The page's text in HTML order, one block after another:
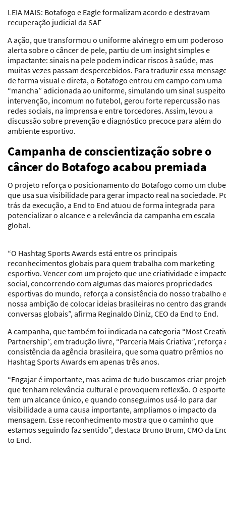
LEIA MAIS: Botafogo e Eagle formalizam acordo e destravam
recuperação judicial da SAF
A ação, que transformou o uniforme alvinegro em um poderoso
alerta sobre o câncer de pele, partiu de um insight simples e
impactante: sinais na pele podem indicar riscos à saúde, mas
muitas vezes passam despercebidos. Para traduzir essa
de forma visual e direta, o Botafogo entrou em campo com uma
“mancha” adicionada ao uniforme, simulando um sinal
intervenção, incomum no futebol, gerou forte repercussão nas
redes sociais, na imprensa e entre torcedores. Assim, levou a
discussão sobre prevenção e diagnóstico precoce para além do
ambiente esportivo.
Campanha de conscientização sobre o
câncer do Botafogo acabou premiada
O projeto reforça o posicionamento do Botafogo como um clube
que usa sua visibilidade para gerar impacto real na sociedade.
trás da execução, a End to End atuou de forma integrada para
potencializar o alcance e a relevância da campanha em escala
global.
“O Hashtag Sports Awards está entre os principais
reconhecimentos globais para quem trabalha com marketing
esportivo. Vencer com um projeto que une criatividade e
social, concorrendo com algumas das maiores propriedades
esportivas do mundo, reforça a consistência do nosso trabalho
nossa ambição de colocar ideias brasileiras no centro das
conversas globais”, afirma Reginaldo Diniz, CEO da End to End.
A campanha, que também foi indicada na categoria “Most
Partnership”, em tradução livre, “Parceria Mais Criativa”, reforça
consistência da agência brasileira, que soma quatro prêmios no
Hashtag Sports Awards em apenas três anos.
“Engajar é importante, mas acima de tudo buscamos criar
que tenham relevância cultural e provoquem reflexão. O esporte
tem um alcance único, e quando conseguimos usá-lo para dar
visibilidade a uma causa importante, ampliamos o impacto da
mensagem. Esse reconhecimento mostra que o caminho que
estamos seguindo faz sentido”, destaca Bruno Brum, CMO da
to End.